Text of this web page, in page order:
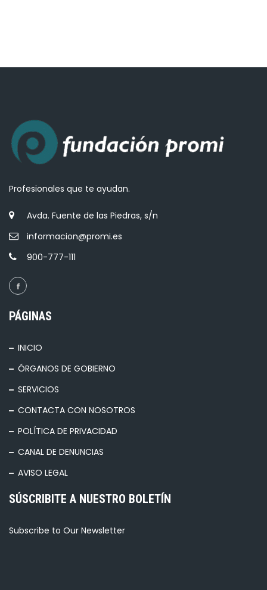
Profesionales que te ayudan.
Avda. Fuente de las Piedras, s/n
informacion@promi.es
900-777-111
PÁGINAS
INICIO
ÓRGANOS DE GOBIERNO
SERVICIOS
CONTACTA CON NOSOTROS
POLÍTICA DE PRIVACIDAD
CANAL DE DENUNCIAS
AVISO LEGAL
SÚSCRIBITE A NUESTRO BOLETÍN
Subscribe to Our Newsletter